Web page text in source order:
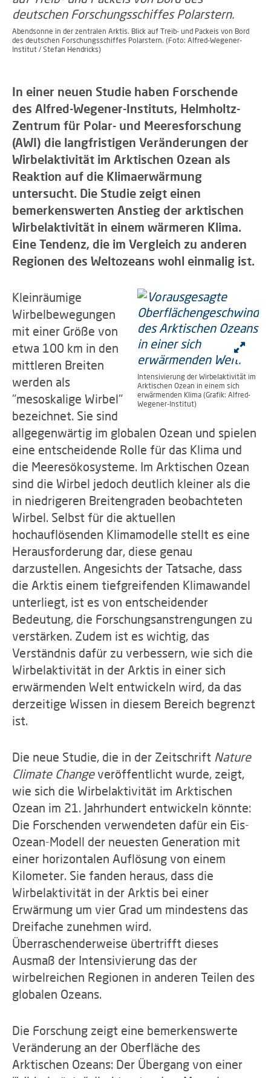
Abendsonne in der zentralen Arktis. Blick auf Treib- und Packeis von Bord
des deutschen Forschungsschiffes Polarstern. (Foto: Alfred-Wegener-
Institut / Stefan Hendricks)
In einer neuen Studie haben Forschende
des Alfred-Wegener-Instituts, Helmholtz-
Zentrum für Polar- und Meeresforschung
(AWI) die langfristigen Veränderungen der
Wirbelaktivität im Arktischen Ozean als
Reaktion auf die Klimaerwärmung
untersucht. Die Studie zeigt einen
bemerkenswerten Anstieg der arktischen
Wirbelaktivität in einem wärmeren Klima.
Eine Tendenz, die im Vergleich zu anderen
Regionen des Weltozeans wohl einmalig ist.
Intensivierung der Wirbelaktivität im
Arktischen Ozean in einem sich
erwärmenden Klima (Grafik: Alfred-
Wegener-Institut)
Kleinräumige
Wirbelbewegungen
mit einer Größe von
etwa 100 km in den
mittleren Breiten
werden als
"mesoskalige Wirbel"
bezeichnet. Sie sind
allgegenwärtig im globalen Ozean und spielen
eine entscheidende Rolle für das Klima und
die Meeresökosysteme. Im Arktischen Ozean
sind die Wirbel jedoch deutlich kleiner als die
in niedrigeren Breitengraden beobachteten
Wirbel. Selbst für die aktuellen
hochauflösenden Klimamodelle stellt es eine
Herausforderung dar, diese genau
darzustellen. Angesichts der Tatsache, dass
die Arktis einem tiefgreifenden Klimawandel
unterliegt, ist es von entscheidender
Bedeutung, die Forschungsanstrengungen zu
verstärken. Zudem ist es wichtig, das
Verständnis dafür zu verbessern, wie sich die
Wirbelaktivität in der Arktis in einer sich
erwärmenden Welt entwickeln wird, da das
derzeitige Wissen in diesem Bereich begrenzt
ist.
Die neue Studie, die in der Zeitschrift Nature
Climate Changeveröffentlicht wurde, zeigt,
wie sich die Wirbelaktivität im Arktischen
Ozean im 21. Jahrhundert entwickeln könnte:
Die Forschenden verwendeten dafür ein Eis-
Ozean-Modell der neuesten Generation mit
einer horizontalen Auflösung von einem
Kilometer. Sie fanden heraus, dass die
Wirbelaktivität in der Arktis bei einer
Erwärmung um vier Grad um mindestens das
Dreifache zunehmen wird.
Überraschenderweise übertrifft dieses
Ausmaß der Intensivierung das der
wirbelreichen Regionen in anderen Teilen des
globalen Ozeans.
Die Forschung zeigt eine bemerkenswerte
Veränderung an der Oberfläche des
Arktischen Ozeans: Der Übergang von einer